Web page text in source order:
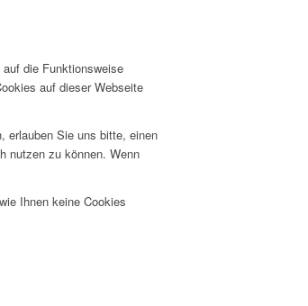
die Funktionsweise
auf dieser Webseite
erlauben Sie uns bitte, einen
nutzen zu können. Wenn
Ihnen keine Cookies